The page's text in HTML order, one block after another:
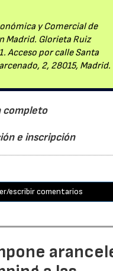
y Comercial de
Madrid. Glorieta Ruiz
Acceso por calle Santa
2, 28015, Madrid.
completo
e inscripción
escribir comentarios